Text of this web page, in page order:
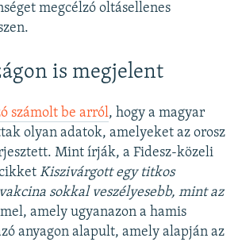
megcélzó oltásellenes
is megjelent
számolt be arról, hogy a magyar
olyan adatok, amelyeket az orosz
Mint írják, a Fidesz-közeli
Kiszivárgott egy titkos
sokkal veszélyesebb, mint az
amely ugyanazon a hamis
anyagon alapult, amely alapján az